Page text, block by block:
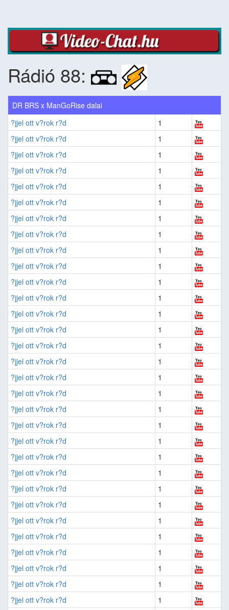
Rádió 88:
DR BRS x ManGoRise dalai
?jjel ott v?rok r?d
1
?jjel ott v?rok r?d
1
?jjel ott v?rok r?d
1
?jjel ott v?rok r?d
1
?jjel ott v?rok r?d
1
?jjel ott v?rok r?d
1
?jjel ott v?rok r?d
1
?jjel ott v?rok r?d
1
?jjel ott v?rok r?d
1
?jjel ott v?rok r?d
1
?jjel ott v?rok r?d
1
?jjel ott v?rok r?d
1
?jjel ott v?rok r?d
1
?jjel ott v?rok r?d
1
?jjel ott v?rok r?d
1
?jjel ott v?rok r?d
1
?jjel ott v?rok r?d
1
?jjel ott v?rok r?d
1
?jjel ott v?rok r?d
1
?jjel ott v?rok r?d
1
?jjel ott v?rok r?d
1
?jjel ott v?rok r?d
1
?jjel ott v?rok r?d
1
?jjel ott v?rok r?d
1
?jjel ott v?rok r?d
1
?jjel ott v?rok r?d
1
?jjel ott v?rok r?d
1
?jjel ott v?rok r?d
1
?jjel ott v?rok r?d
1
?jjel ott v?rok r?d
1
?jjel ott v?rok r?d
1